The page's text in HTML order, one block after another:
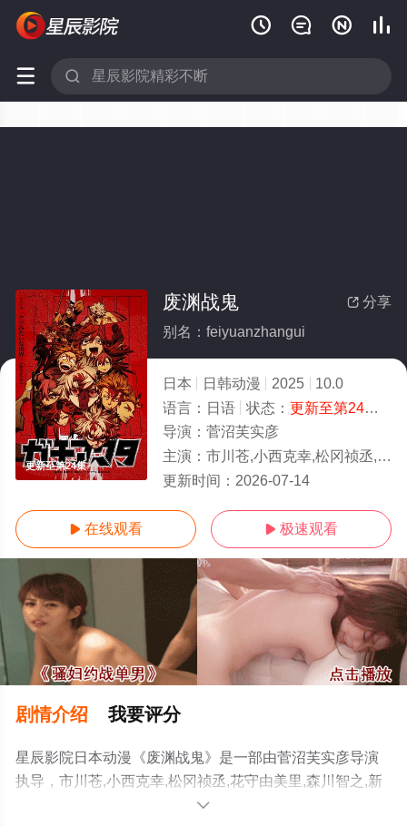
   
 
更新至第24集
 分享
废渊战鬼
别名：feiyuanzhangui
日本 日韩动漫 2025
10.0
语言： 日语 状态： 更新至第24集
导演： 菅沼芙实彦
主演： 市川苍,小西克幸,松冈祯丞,花守由美里,森川智之,新祐树
更新时间： 2026-07-14
 在线观看  极速观看
剧情介绍 我要评分
星辰影院日本动漫《废渊战鬼》是一部由菅沼芙实彦导演
执导，市川苍,小西克幸,松冈祯丞,花守由美里,森川智之,新
祐树等演员精彩演绎的日本动漫，手机免费观看高清无删
